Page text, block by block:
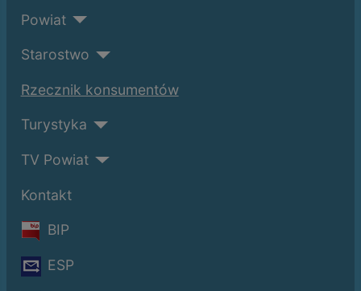
Powiat
Starostwo
Rzecznik konsumentów
Turystyka
TV Powiat
Kontakt
BIP
ESP